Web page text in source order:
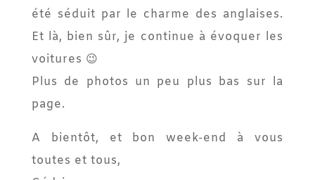
été séduit par le charme des anglaises.
Et là, bien sûr, je continue à évoquer les
voitures 😉
Plus de photos un peu plus bas sur la
page.
A bientôt, et bon week-end à vous
toutes et tous,